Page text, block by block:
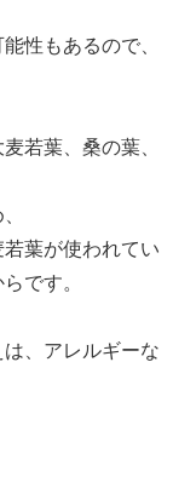
性もあるので、
若葉、桑の葉、
葉が使われてい
です。
、アレルギーな